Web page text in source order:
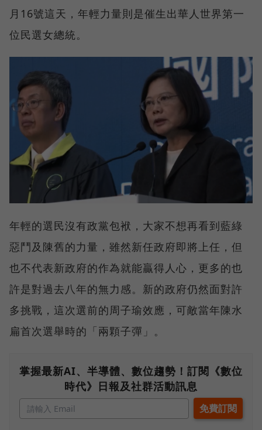
月16號這天，年輕力量則是催生出華人世界第一
位民選女總統。
年輕的選民沒有政黨包袱，大家不想再看到藍綠
惡鬥及陳舊的力量，雖然新任政府即將上任，但
也不代表新政府的作為就能贏得人心，更多的也
許是對過去八年的無力感。新的政府仍然面對許
多挑戰，這次選前的周子瑜效應，可敵當年陳水
扁首次選舉時的「兩顆子彈」。
掌握最新AI、半導體、數位趨勢！訂閱《數位
時代》日報及社群活動訊息